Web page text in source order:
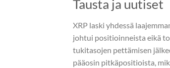
Tausta ja uutiset
XRP laski yhdessä
johtui positioinneista eikä
tukitasojen pettämisen
pääosin pitkäpositioista,